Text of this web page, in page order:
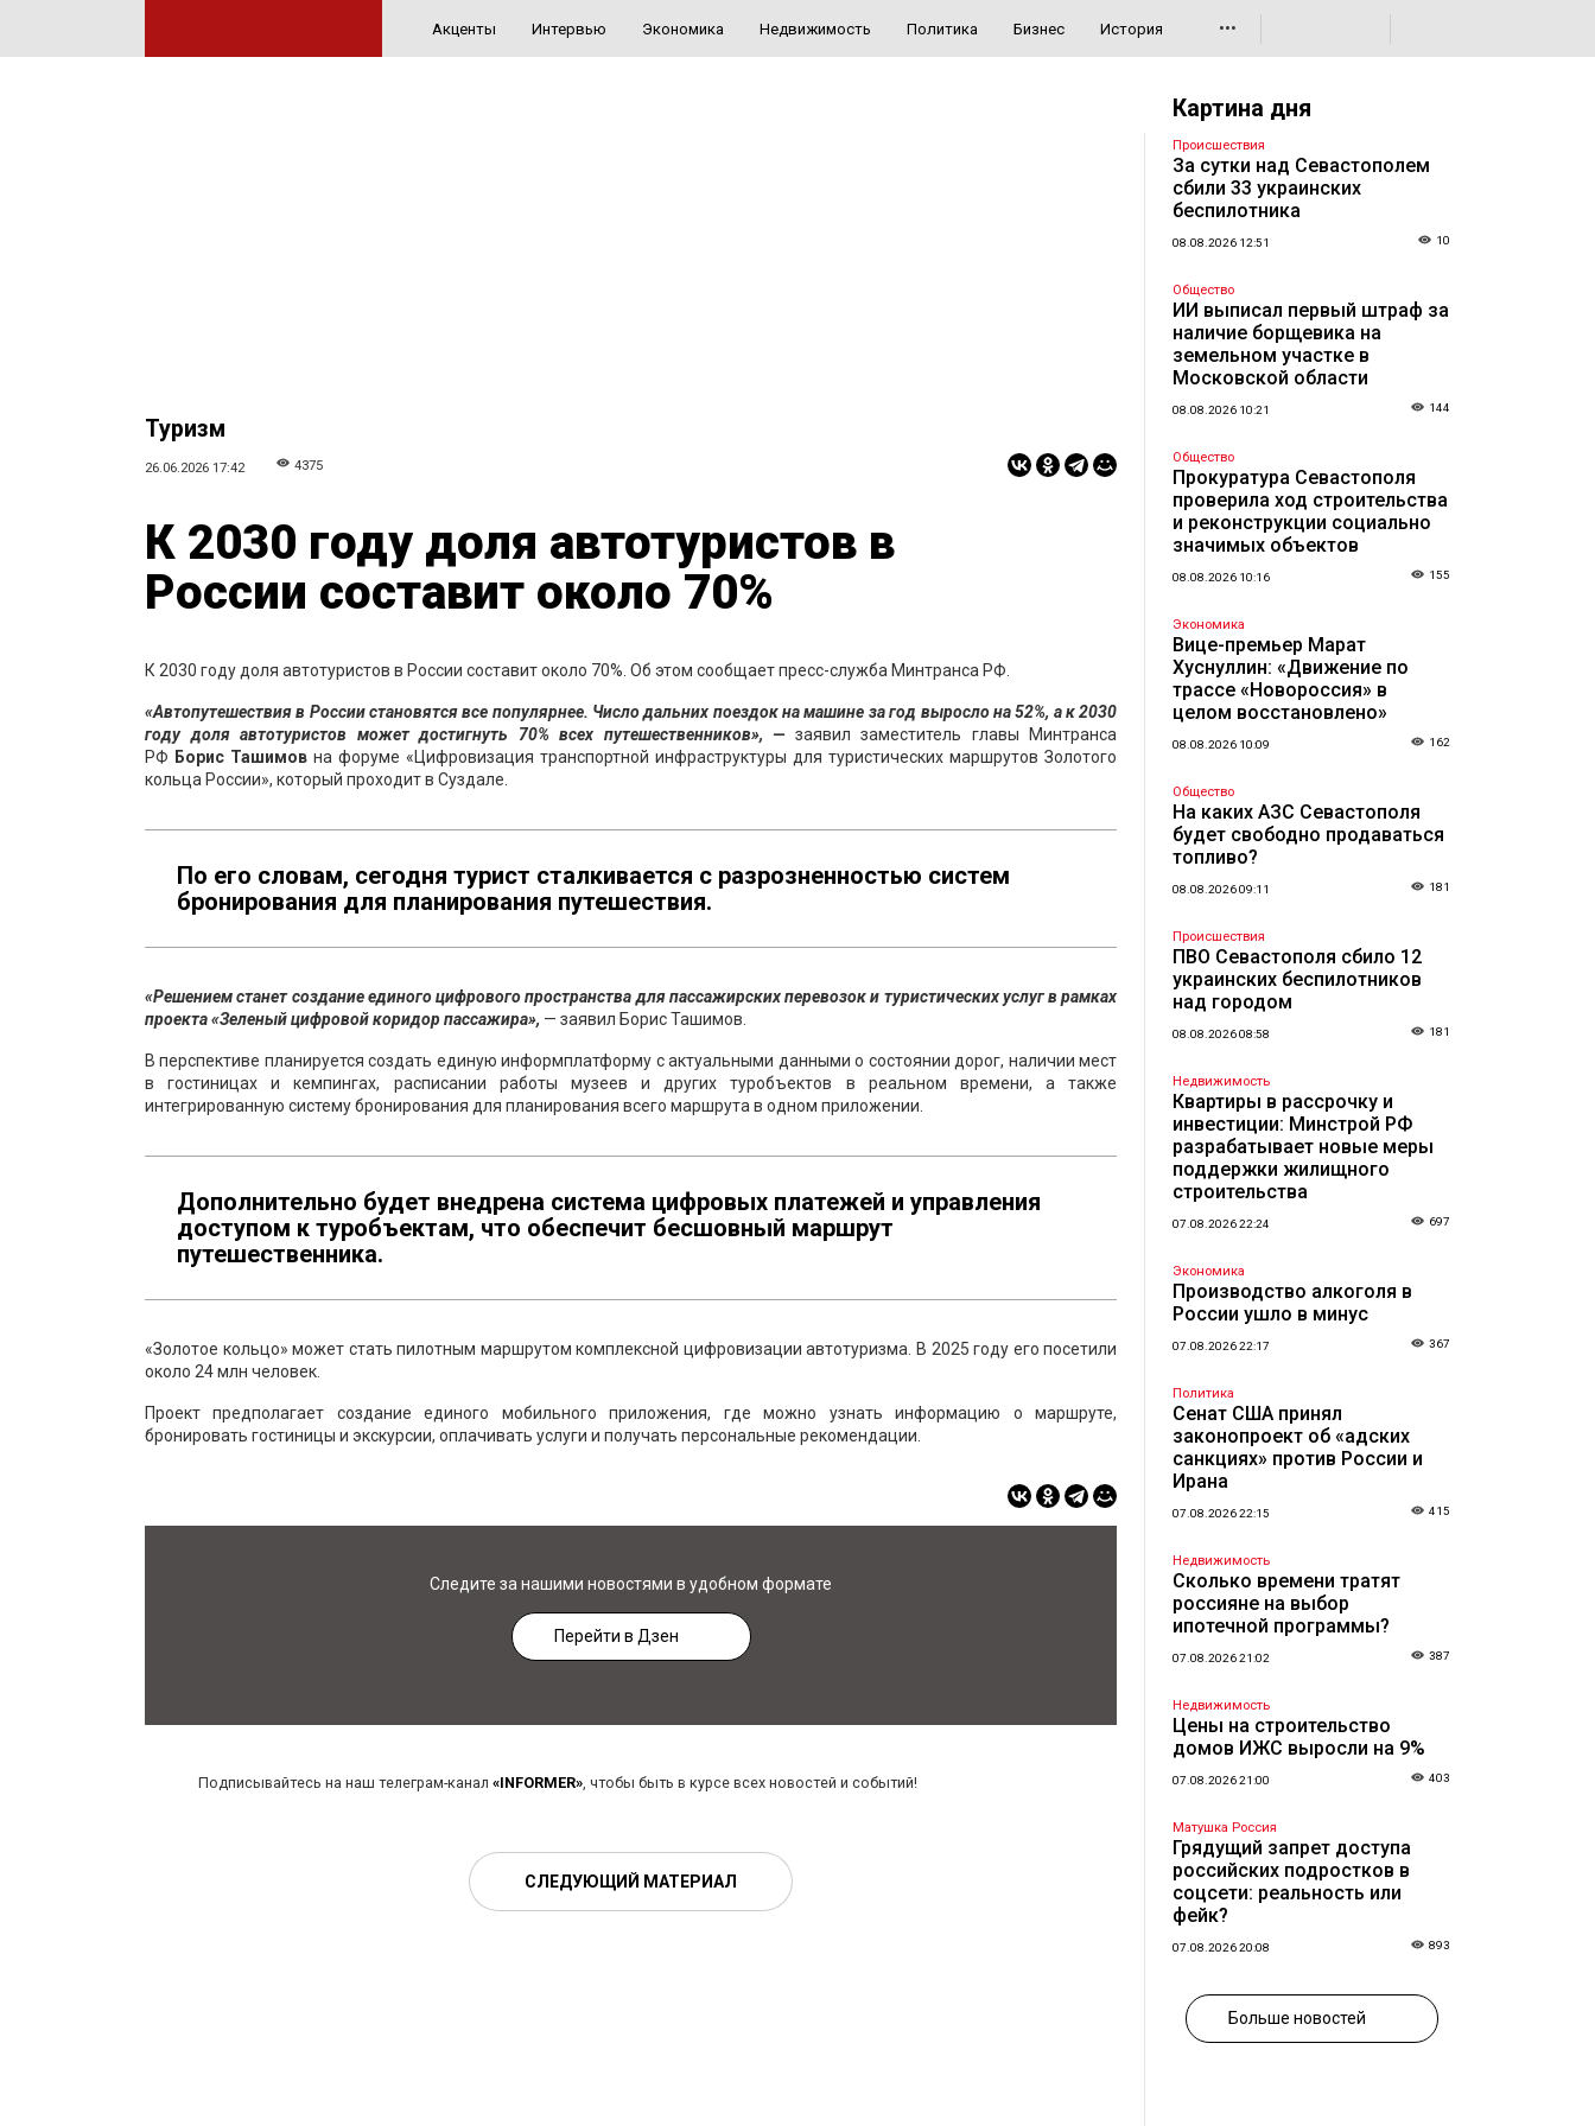
Акценты Интервью Экономика Недвижимость Политика Бизнес История •••
Туризм
26.06.2026 17:42 4375
К 2030 году доля автотуристов в
России составит около 70%
К 2030 году доля автотуристов в России составит около 70%. Об этом сообщает пресс-служба Минтранса РФ.
«Автопутешествия в России становятся все популярнее. Число дальних поездок на машине за год выросло на 52%, а к 2030
году доля автотуристов может достигнуть 70% всех путешественников», —заявил заместитель главы Минтранса
РФ Борис Ташимов на форуме «Цифровизация транспортной инфраструктуры для туристических маршрутов Золотого
кольца России», который проходит в Суздале.
По его словам, сегодня турист сталкивается с разрозненностью систем
бронирования для планирования путешествия.
«Решением станет создание единого цифрового пространства для пассажирских перевозок и туристических услуг в рамках
проекта «Зеленый цифровой коридор пассажира», — заявил Борис Ташимов.
В перспективе планируется создать единую информплатформу с актуальными данными о состоянии дорог, наличии мест
в гостиницах и кемпингах, расписании работы музеев и других туробъектов в реальном времени, а также
интегрированную систему бронирования для планирования всего маршрута в одном приложении.
Дополнительно будет внедрена система цифровых платежей и управления
доступом к туробъектам, что обеспечит бесшовный маршрут
путешественника.
«Золотое кольцо» может стать пилотным маршрутом комплексной цифровизации автотуризма. В 2025 году его посетили
около 24 млн человек.
Проект предполагает создание единого мобильного приложения, где можно узнать информацию о маршруте,
бронировать гостиницы и экскурсии, оплачивать услуги и получать персональные рекомендации.
Следите за нашими новостями в удобном формате
Перейти в Дзен
Подписывайтесь на наш телеграм-канал «INFORMER», чтобы быть в курсе всех новостей и событий!
СЛЕДУЮЩИЙ МАТЕРИАЛ
Картина дня
Происшествия
За сутки над Севастополем
сбили 33 украинских
беспилотника
08.08.2026 12:51 10
Общество
ИИ выписал первый штраф за
наличие борщевика на
земельном участке в
Московской области
08.08.2026 10:21 144
Общество
Прокуратура Севастополя
проверила ход строительства
и реконструкции социально
значимых объектов
08.08.2026 10:16 155
Экономика
Вице-премьер Марат
Хуснуллин: «Движение по
трассе «Новороссия» в
целом восстановлено»
08.08.2026 10:09 162
Общество
На каких АЗС Севастополя
будет свободно продаваться
топливо?
08.08.2026 09:11 181
Происшествия
ПВО Севастополя сбило 12
украинских беспилотников
над городом
08.08.2026 08:58 181
Недвижимость
Квартиры в рассрочку и
инвестиции: Минстрой РФ
разрабатывает новые меры
поддержки жилищного
строительства
07.08.2026 22:24 697
Экономика
Производство алкоголя в
России ушло в минус
07.08.2026 22:17 367
Политика
Сенат США принял
законопроект об «адских
санкциях» против России и
Ирана
07.08.2026 22:15 415
Недвижимость
Сколько времени тратят
россияне на выбор
ипотечной программы?
07.08.2026 21:02 387
Недвижимость
Цены на строительство
домов ИЖС выросли на 9%
07.08.2026 21:00 403
Матушка Россия
Грядущий запрет доступа
российских подростков в
соцсети: реальность или
фейк?
07.08.2026 20:08 893
Больше новостей